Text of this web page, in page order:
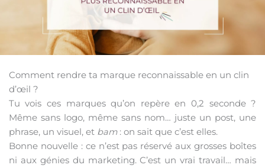
Comment rendre ta marque reconnaissable en un clin
d’œil ?
Tu vois ces marques qu’on repère en 0,2 seconde ?
Même sans logo, même sans nom… juste un post, une
phrase, un visuel, et bam: on sait que c’est elles.
Bonne nouvelle : ce n’est pas réservé aux grosses boîtes
ni aux génies du marketing. C’est un vrai travail… mais